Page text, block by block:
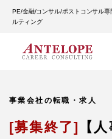
PE/金融/コンサル/ポストコンサル
ルティング
事業会社の転職・求人
[募集終了]
【